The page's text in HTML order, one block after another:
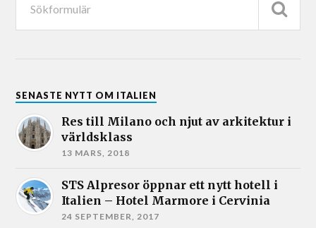
SENASTE NYTT OM ITALIEN
Res till Milano och njut av arkitektur i
världsklass
13 MARS, 2018
STS Alpresor öppnar ett nytt hotell i
Italien – Hotel Marmore i Cervinia
24 SEPTEMBER, 2017